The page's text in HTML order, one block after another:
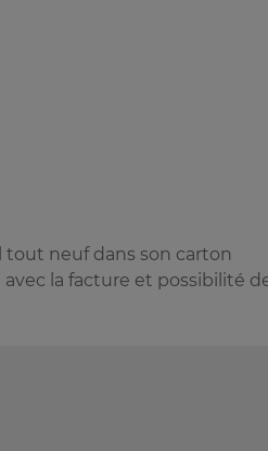
tout neuf dans son carton
la facture et possibilité